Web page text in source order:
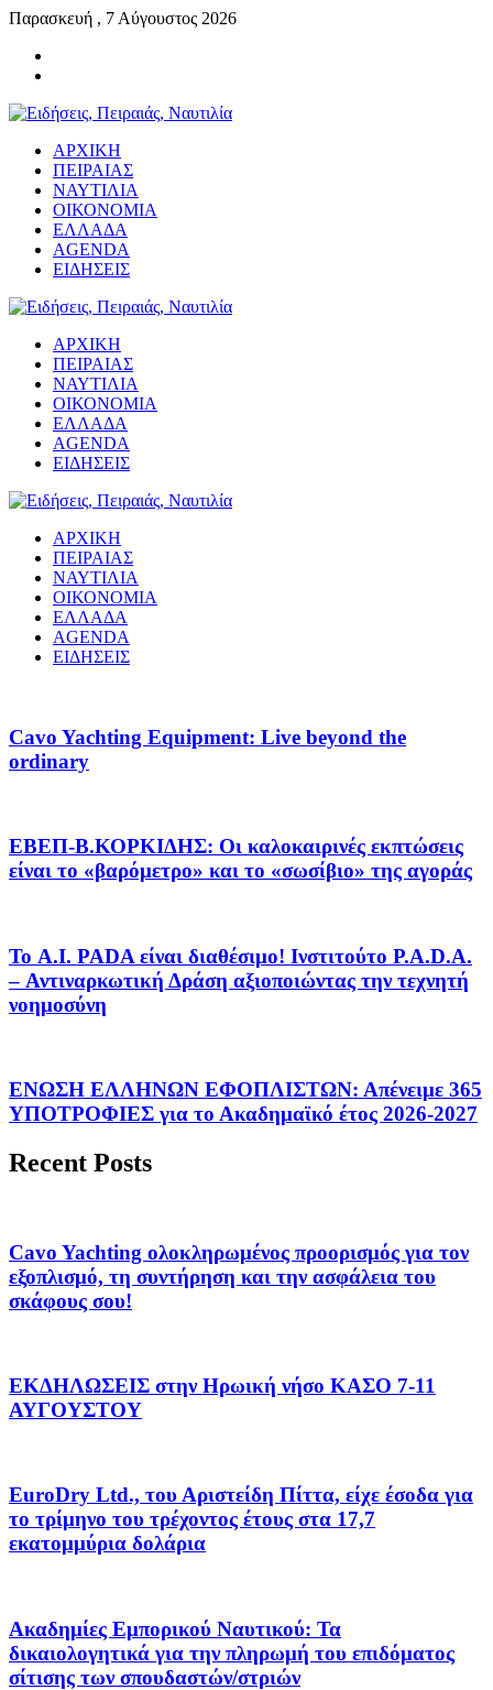
Παρασκευή , 7 Αύγουστος 2026
ΑΡΧΙΚΗ
ΠΕΙΡΑΙΑΣ
ΝΑΥΤΙΛΙΑ
ΟΙΚΟΝΟΜΙΑ
ΕΛΛΑΔΑ
AGENDA
ΕΙΔΗΣΕΙΣ
ΑΡΧΙΚΗ
ΠΕΙΡΑΙΑΣ
ΝΑΥΤΙΛΙΑ
ΟΙΚΟΝΟΜΙΑ
ΕΛΛΑΔΑ
AGENDA
ΕΙΔΗΣΕΙΣ
ΑΡΧΙΚΗ
ΠΕΙΡΑΙΑΣ
ΝΑΥΤΙΛΙΑ
ΟΙΚΟΝΟΜΙΑ
ΕΛΛΑΔΑ
AGENDA
ΕΙΔΗΣΕΙΣ
Cavo Yachting Equipment: Live beyond the
ordinary
EΒΕΠ-Β.ΚΟΡΚΙΔΗΣ: Οι καλοκαιρινές εκπτώσεις
είναι το «βαρόμετρο» και το «σωσίβιο» της αγοράς
Το A.I. PADA είναι διαθέσιμο! Ινστιτούτο P.A.D.A.
– Αντιναρκωτική Δράση αξιοποιώντας την τεχνητή
νοημοσύνη
ΕΝΩΣΗ ΕΛΛΗΝΩΝ ΕΦΟΠΛΙΣΤΩΝ: Απένειμε 365
ΥΠΟΤΡΟΦΙΕΣ για το Ακαδημαϊκό έτος 2026-2027
Recent Posts
Cavo Yachting ολοκληρωμένος προορισμός για τον
εξοπλισμό, τη συντήρηση και την ασφάλεια του
σκάφους σου!
ΕΚΔΗΛΩΣΕΙΣ στην Ηρωική νήσο ΚΑΣΟ 7-11
ΑΥΓΟΥΣΤΟΥ
EuroDry Ltd., του Αριστείδη Πίττα, είχε έσοδα για
το τρίμηνο του τρέχοντος έτους στα 17,7
εκατομμύρια δολάρια
Ακαδημίες Εμπορικού Ναυτικού: Τα
δικαιολογητικά για την πληρωμή του επιδόματος
σίτισης των σπουδαστών/στριών